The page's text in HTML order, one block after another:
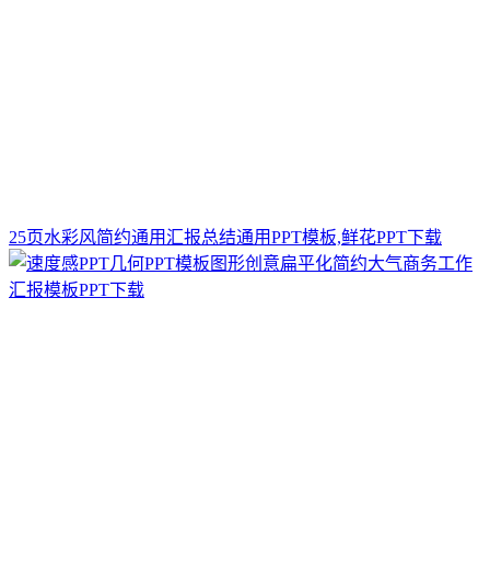
25页水彩风简约通用汇报总结通用PPT模板,鲜花PPT下载